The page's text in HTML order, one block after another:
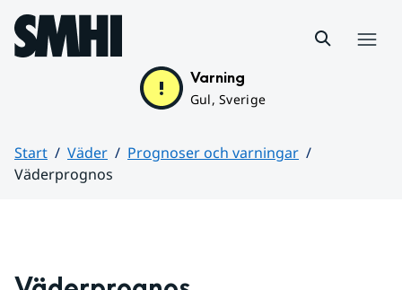
Hoppa till sidans innehåll
Varning
Gul, Sverige
Start Väder
Prognoser och varningar
Väderprognos